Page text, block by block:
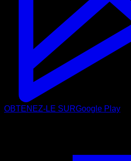
OBTENEZ-LE SURGoogle Play